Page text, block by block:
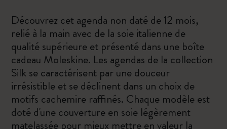
Découvrez cet agenda non daté de 12 mois,
relié à la main avec de la soie italienne de
qualité supérieure et présenté dans une boîte
cadeau Moleskine. Les agendas de la collection
Silk se caractérisent par une douceur
irrésistible et se déclinent dans un choix de
motifs cachemire raffinés. Chaque modèle est
doté d'une couverture en soie légèrement
matelassée pour mieux mettre en valeur la